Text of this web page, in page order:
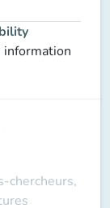
information
chercheurs,